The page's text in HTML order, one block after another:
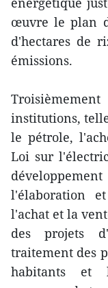
œuvre le plan
d'hectares de
émissions.
institutions,
le pétrole,
Loi sur
l'élaboration
l'achat et la
des projets
traitement des
habitants et